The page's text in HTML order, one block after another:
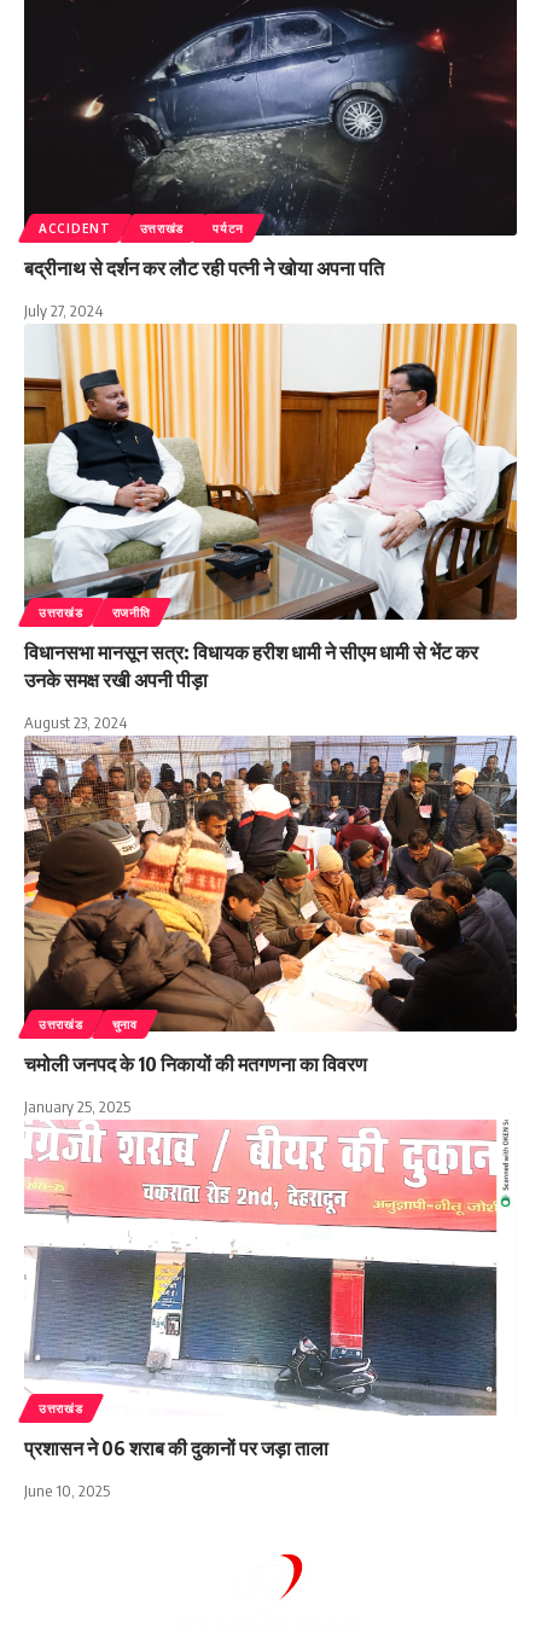
ACCIDENT उत्तराखंड पर्यटन
बद्रीनाथ से दर्शन कर लौट रही पत्नी ने खोया अपना पति
July 27, 2024
उत्तराखंड राजनीति
विधानसभा मानसून सत्र: विधायक हरीश धामी ने सीएम धामी से भेंट कर
उनके समक्ष रखी अपनी पीड़ा
August 23, 2024
उत्तराखंड चुनाव
चमोली जनपद के 10 निकायों की मतगणना का विवरण
January 25, 2025
उत्तराखंड
प्रशासन ने 06 शराब की दुकानों पर जड़ा ताला
June 10, 2025